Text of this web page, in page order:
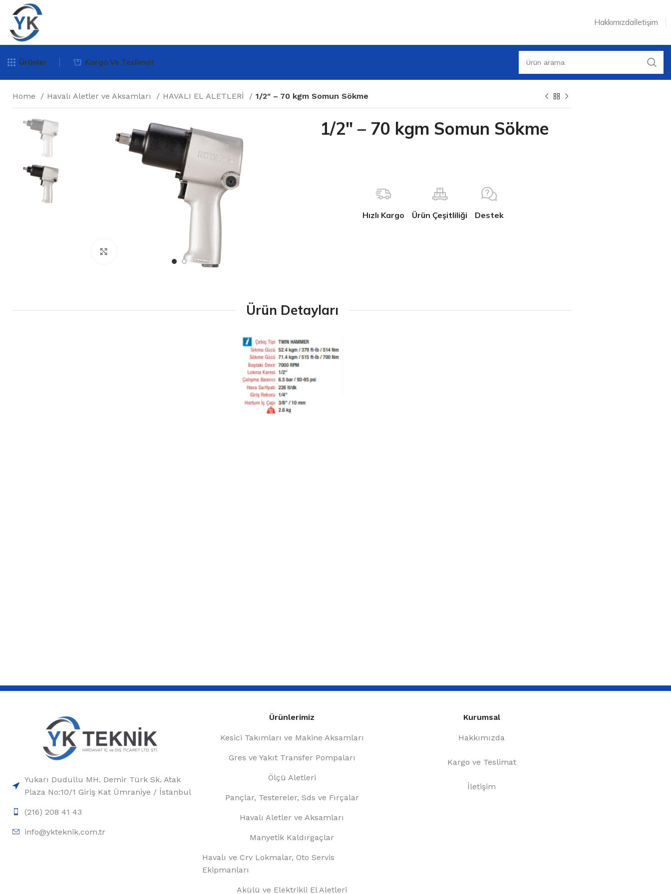
Hakkımızdaİletişim
Ürünler Kargo Ve Teslimat
Home Havalı Aletler ve Aksamları HAVALI EL ALETLERİ 1/2″ – 70 kgm Somun Sökme
Büyütmek için tıklayın
1/2″ – 70 kgm Somun Sökme
Hızlı Kargo Ürün Çeşitliliği Destek
Ürün Detayları
Yukarı Dudullu MH. Demir Türk Sk. Atak
Plaza No:10/1 Giriş Kat Ümraniye / İstanbul
(216) 208 41 43
info@ykteknik.com.tr
Ürünlerimiz
Kesici Takımları ve Makine Aksamları
Gres ve Yakıt Transfer Pompaları
Ölçü Aletleri
Pançlar, Testereler, Sds ve Fırçalar
Havalı Aletler ve Aksamları
Manyetik Kaldırgaçlar
Havalı ve Crv Lokmalar, Oto Servis
Ekipmanları
Akülü ve Elektrikli El Aletleri
Kurumsal
Hakkımızda
Kargo ve Teslimat
İletişim